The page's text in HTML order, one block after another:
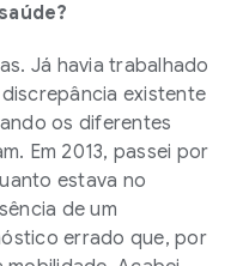
Já havia trabalhado
existente
os diferentes
Em 2013, passei por
estava no
de um
errado que, por